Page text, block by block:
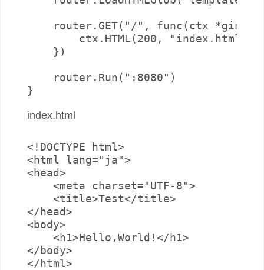
router.GET("/", func(ctx
ctx.HTML(200, "index.html",
    })
    router.Run(":8080")
}
index.html
<!DOCTYPE html>
<html lang="ja">
<head>
    <meta charset="UTF-8">
    <title>Test</title>
</head>
<body>
    <h1>Hello,World!</h1>
</body>
</html>